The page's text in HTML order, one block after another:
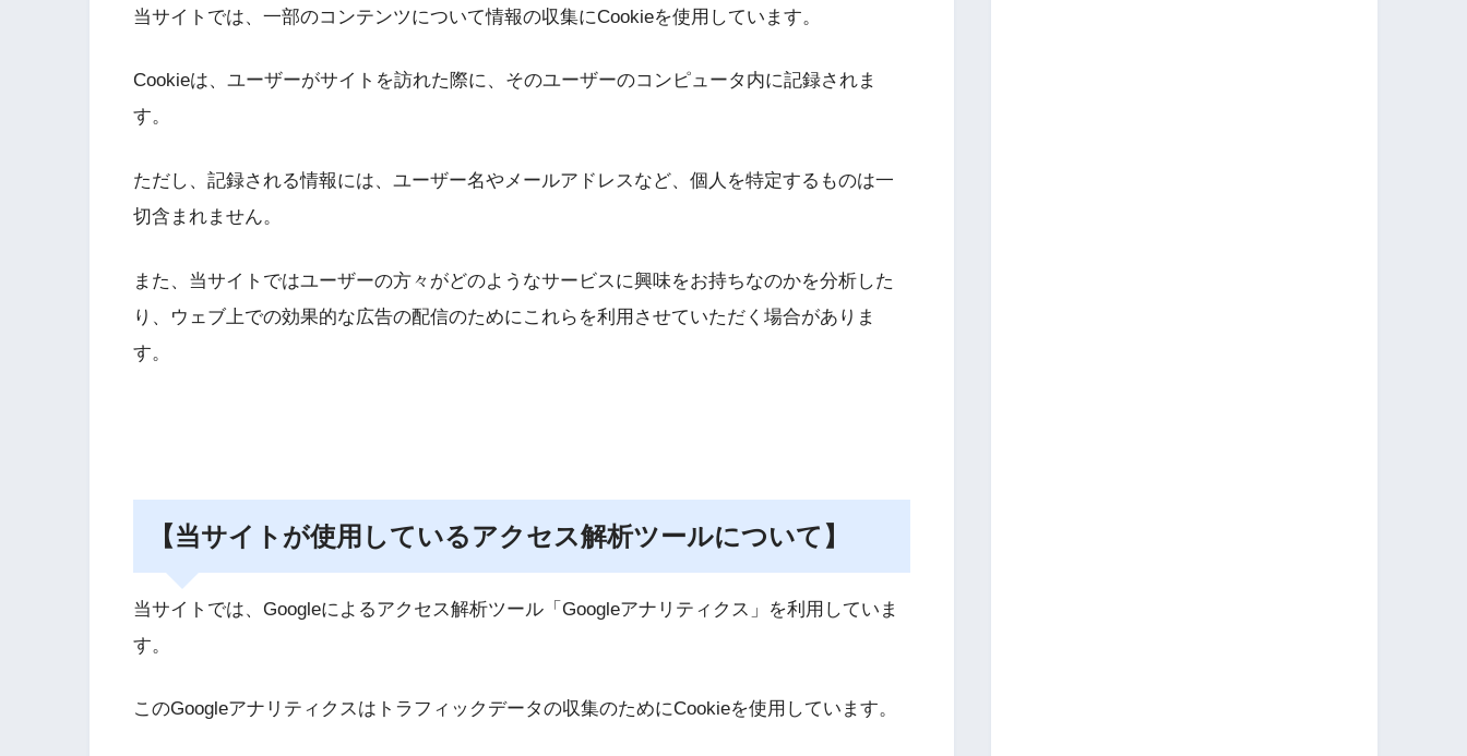
当サイトでは、一部のコンテンツについて情報の収集にCookieを使用しています。
Cookieは、ユーザーがサイトを訪れた際に、そのユーザーのコンピュータ内に記録されま
す。
ただし、記録される情報には、ユーザー名やメールアドレスなど、個人を特定するものは一
切含まれません。
また、当サイトではユーザーの方々がどのようなサービスに興味をお持ちなのかを分析した
り、ウェブ上での効果的な広告の配信のためにこれらを利用させていただく場合がありま
す。
【当サイトが使用しているアクセス解析ツールについて】
当サイトでは、Googleによるアクセス解析ツール「Googleアナリティクス」を利用していま
す。
このGoogleアナリティクスはトラフィックデータの収集のためにCookieを使用しています。